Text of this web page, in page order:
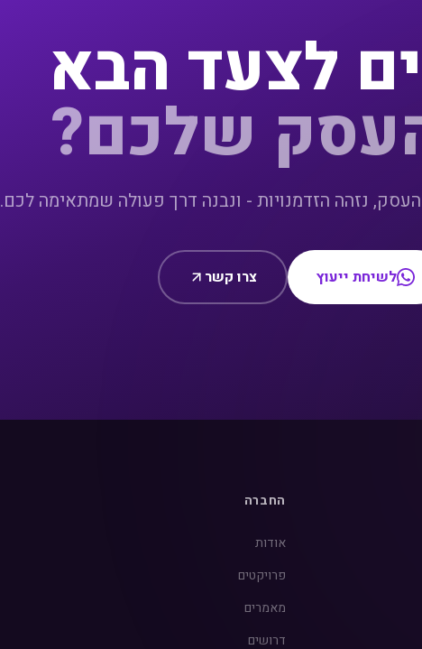
לצעד הבא
שלכם?
נזהה הזדמנויות - ונבנה דרך פעולה שמתאימה לכם.
לשיחת ייעוץ צרו קשר
החברה
אודות
פרויקטים
מאמרים
דרושים